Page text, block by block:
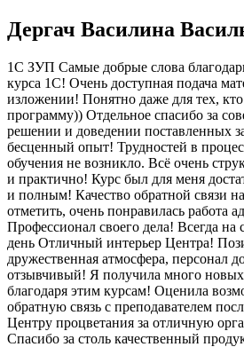
Дергач Василина
1С ЗУП Самые добрые слова
курса 1С! Очень доступная подача
изложении! Понятно даже для тех,
программу)) Отдельное спасибо за
решении и доведении поставленных
бесценный опыт! Трудностей в
обучения не возникло. Всё очень
и практично! Курс был для меня
и полным! Качество обратной связи
отметить, очень понравилась работа
Профессионал своего дела! Всегда на
день Отличный интерьер Центра!
дружественная атмосфера, персонал
отзывчивый! Я получила много
благодаря этим курсам! Оценила
обратную связь с преподавателем
Центру процветания за отличную
Спасибо за столь качественный